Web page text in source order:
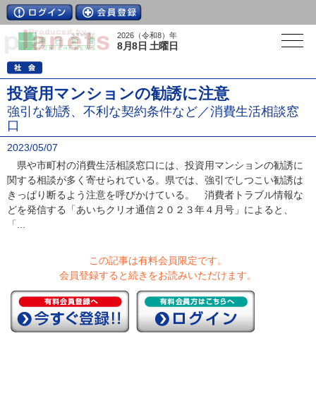
2026（令和8）年
8月8日 土曜日
投資用マンションの勧誘に注意
強引な勧誘、不利な契約条件など／消費生活相談窓
口
2023/05/07
県や市町村の消費生活相談窓口には、投資用マンションの勧誘に
関する相談が多く寄せられている。県では、強引でしつこい勧誘は
きっぱり断るよう注意を呼びかけている。 消費者トラブル情報な
どを発信する「あいちクリオ通信２０２３年４月号」によると、
「...
この記事は有料会員限定です。
会員登録すると続きをお読みいただけます。